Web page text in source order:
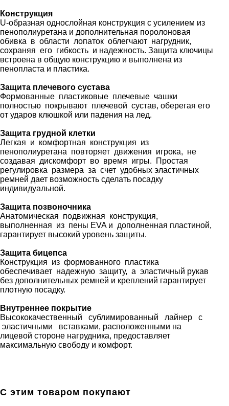
Конструкция
U-образная однослойная конструкция с усилением из
пенополиуретана и дополнительная поролоновая
обивка в области лопаток облегчают нагрудник,
сохраняя его гибкость и надежность. Защита ключицы
встроена в общую конструкцию и выполнена из
пенопласта и пластика.
Защита плечевого сустава
Формованные пластиковые плечевые чашки
полностью покрывают плечевой сустав, оберегая его
от ударов клюшкой или падения на лед.
Защита грудной клетки
Легкая и комфортная конструкция из
пенополиуретана повторяет движения игрока, не
создавая дискомфорт во время игры. Простая
регулировка размера за счет удобных эластичных
ремней дает возможность сделать посадку
индивидуальной.
Защита позвоночника
Анатомическая подвижная конструкция,
выполненная из пены EVA и дополненная пластиной,
гарантирует высокий уровень защиты.
Защита бицепса
Конструкция из формованного пластика
обеспечивает надежную защиту, а эластичный рукав
без дополнительных ремней и креплений гарантирует
плотную посадку.
Внутреннее покрытие
Высококачественный сублимированный лайнер с
эластичными вставками, расположенными на
лицевой стороне нагрудника, предоставляет
максимальную свободу и комфорт.
С этим товаром покупают